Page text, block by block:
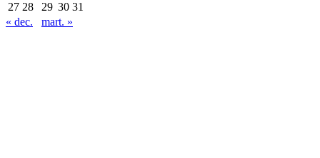
27 28 29 30 31
« dec.
mart. »